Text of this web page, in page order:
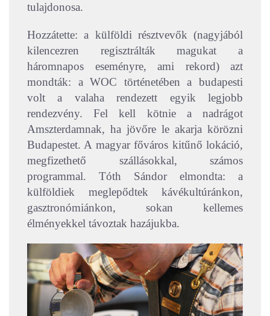
tulajdonosa.
Hozzátette: a külföldi résztvevők (nagyjából
kilencezren regisztrálták magukat a
háromnapos eseményre, ami rekord) azt
mondták: a WOC történetében a budapesti
volt a valaha rendezett egyik legjobb
rendezvény. Fel kell kötnie a nadrágot
Amszterdamnak, ha jövőre le akarja körözni
Budapestet. A magyar főváros kitűnő lokáció,
megfizethető szállásokkal, számos
programmal. Tóth Sándor elmondta: a
külföldiek meglepődtek kávékultúránkon,
gasztronómiánkon, sokan kellemes
élményekkel távoztak hazájukba.